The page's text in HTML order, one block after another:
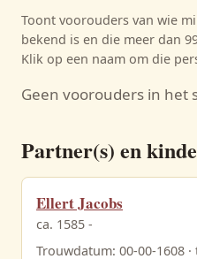
Toont voorouders van wie
bekend is en die meer dan
Klik op een naam om die
Geen voorouders in het
Partner(s) en
Ellert Jacobs
ca. 1585 -
Trouwdatum: 00-00-1608 ·